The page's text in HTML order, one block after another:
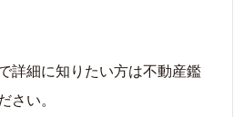
詳細に知りたい方は不動産鑑
さい。